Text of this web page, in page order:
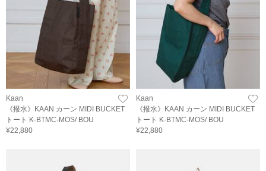
Kaan
《撥水》KAAN カーン MIDI BUCKET
トート K-BTMC-MOS/ BOU
¥22,880
Kaan
《撥水》KAAN カーン MIDI BUCKET
トート K-BTMC-MOS/ BOU
¥22,880